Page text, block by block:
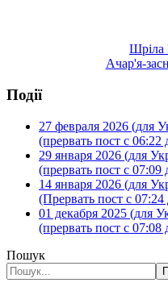
Шріла
Ачар'я-
Події
27 февраля 2026 (для
(прервать пост с 06:22
29 января 2026 (для
(прервать пост с 07:09
14 января 2026 (для
(Прервать пост с 07:24
01 декабря 2025
(прервать пост с 07:08
Пошук